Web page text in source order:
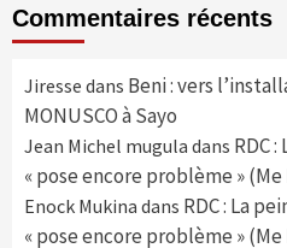
Commentaires récents
Jiresse dans Beni : vers
MONUSCO à Sayo
Jean Michel mugula dans RDC
« pose encore problème »
Enock Mukina dans RDC : La
« pose encore problème »